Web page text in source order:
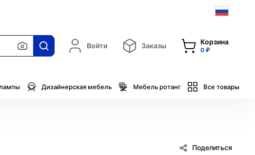
Войти Заказы Корзина
0 ₽
Дизайнерская мебель Мебель ротанг Все товары
Поделиться